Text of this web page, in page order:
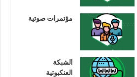
مؤتمرات صوتية
الشبكة
العنكبوتية